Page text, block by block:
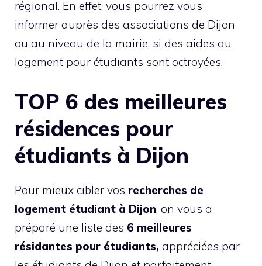
régional. En effet, vous pourrez vous
informer auprès des associations de Dijon
ou au niveau de la mairie, si des aides au
logement pour étudiants sont octroyées.
TOP 6 des meilleures
résidences pour
étudiants à Dijon
Pour mieux cibler vos recherches de
logement étudiant à Dijon, on vous a
préparé une liste des 6 meilleures
résidantes pour étudiants, appréciées par